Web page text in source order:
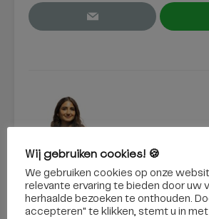
Edita Saakian
BEKIJK ALLES
Wij gebruiken cookies! 🍪
We gebruiken cookies op onze
relevante ervaring te bieden door uw
herhaalde bezoeken te onthouden.
accepteren" te klikken, stemt u in met